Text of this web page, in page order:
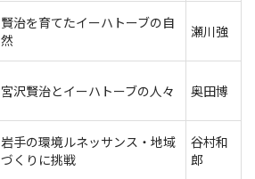
賢治を育てたイーハトーブの自
然
瀬川強
宮沢賢治とイーハトーブの人々 奥田博
岩手の環境ルネッサンス・地域
づくりに挑戦
谷村和
郎